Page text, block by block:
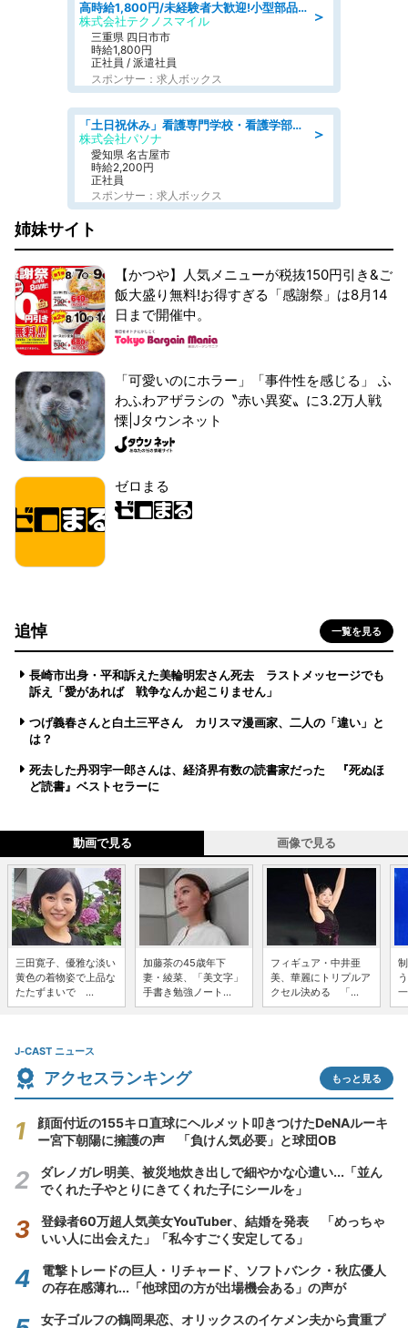
＞
高時給1,800円/未経験者大歓迎!小型部品の加工業務 denso aichi
株式会社テクノスマイル
三重県 四日市市
時給1,800円
正社員 / 派遣社員
スポンサー：求人ボックス
＞
「土日祝休み」看護専門学校・看護学部での教員業務/高時給/要資格:保健師、正看護師
株式会社パソナ
愛知県 名古屋市
時給2,200円
正社員
スポンサー：求人ボックス
姉妹サイト
【かつや】人気メニューが税抜150円引き&ご
飯大盛り無料!お得すぎる「感謝祭」は8月14
日まで開催中。
「可愛いのにホラー」「事件性を感じる」 ふ
わふわアザラシの〝赤い異変〟に3.2万人戦
慄|Jタウンネット
ゼロまる
追悼 一覧を見る
長崎市出身・平和訴えた美輪明宏さん死去 ラストメッセージでも
訴え「愛があれば 戦争なんか起こりません」
つげ義春さんと白土三平さん カリスマ漫画家、二人の「違い」と
は？
死去した丹羽宇一郎さんは、経済界有数の読書家だった 『死ぬほ
ど読書』ベストセラーに
動画で見る 画像で見る
三田寛子、優雅な淡い
黄色の着物姿で上品な
たたずまいで ...
加藤茶の45歳年下
妻・綾菜、「美文字」
手書き勉強ノート...
フィギュア・中井亜
美、華麗にトリプルア
クセル決める 「...
J-CAST ニュース
アクセスランキング もっと見る
顔面付近の155キロ直球にヘルメット叩きつけたDeNAルーキ
ー宮下朝陽に擁護の声 「負けん気必要」と球団OB
ダレノガレ明美、被災地炊き出しで細やかな心遣い...「並ん
でくれた子やとりにきてくれた子にシールを」
登録者60万超人気美女YouTuber、結婚を発表 「めっちゃ
いい人に出会えた」「私今すごく安定してる」
電撃トレードの巨人・リチャード、ソフトバンク・秋広優人
の存在感薄れ...「他球団の方が出場機会ある」の声が
女子ゴルフの鶴岡果恋、オリックスのイケメン夫から貴重プ